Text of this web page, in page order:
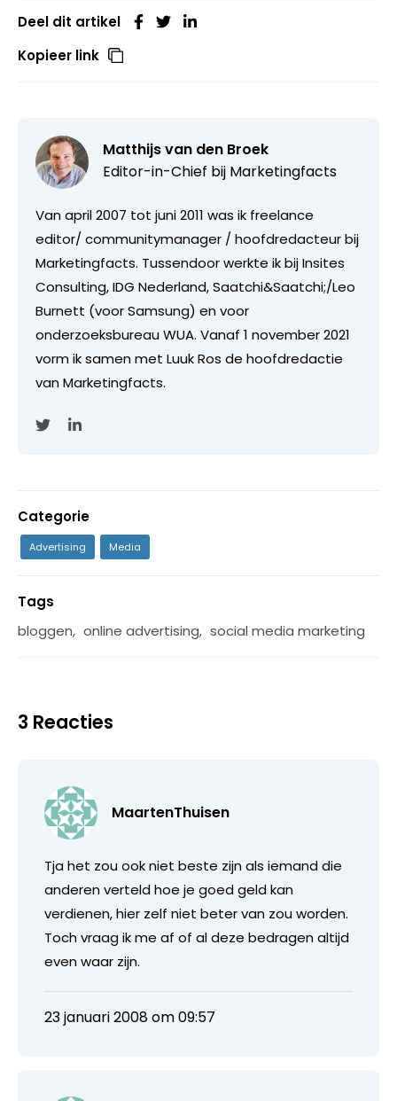
Deel dit artikel
Kopieer link
Matthijs van den Broek
Editor-in-Chief bij Marketingfacts
Van april 2007 tot juni 2011 was ik freelance
editor/ communitymanager / hoofdredacteur bij
Marketingfacts. Tussendoor werkte ik bij Insites
Consulting, IDG Nederland, Saatchi&Saatchi;/Leo
Burnett (voor Samsung) en voor
onderzoeksbureau WUA. Vanaf 1 november 2021
vorm ik samen met Luuk Ros de hoofdredactie
van Marketingfacts.
Categorie
Advertising Media
Tags
bloggen, online advertising, social media marketing
3 Reacties
MaartenThuisen
Tja het zou ook niet beste zijn als iemand die
anderen verteld hoe je goed geld kan
verdienen, hier zelf niet beter van zou worden.
Toch vraag ik me af of al deze bedragen altijd
even waar zijn.
23 januari 2008 om 09:57